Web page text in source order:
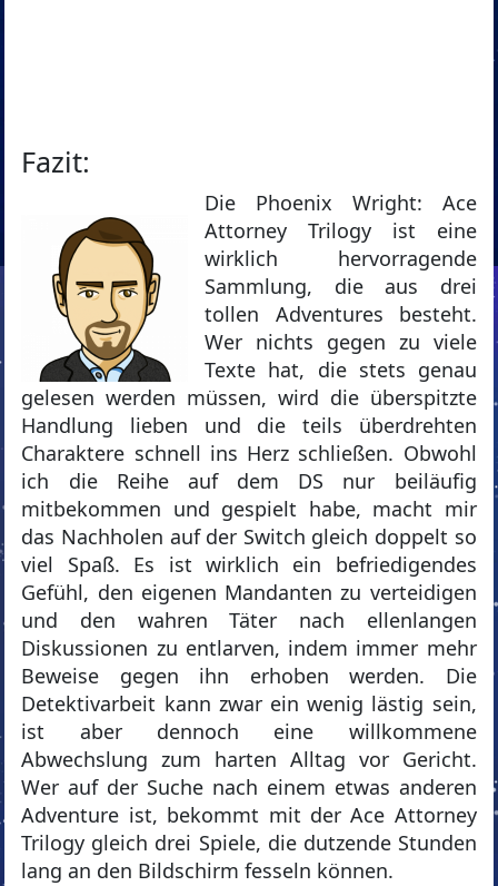
Fazit:
Die Phoenix Wright: Ace
Attorney Trilogy ist eine
wirklich hervorragende
Sammlung, die aus drei
tollen Adventures besteht.
Wer nichts gegen zu viele
Texte hat, die stets genau
gelesen werden müssen, wird die überspitzte
Handlung lieben und die teils überdrehten
Charaktere schnell ins Herz schließen. Obwohl
ich die Reihe auf dem DS nur beiläufig
mitbekommen und gespielt habe, macht mir
das Nachholen auf der Switch gleich doppelt so
viel Spaß. Es ist wirklich ein befriedigendes
Gefühl, den eigenen Mandanten zu verteidigen
und den wahren Täter nach ellenlangen
Diskussionen zu entlarven, indem immer mehr
Beweise gegen ihn erhoben werden. Die
Detektivarbeit kann zwar ein wenig lästig sein,
ist aber dennoch eine willkommene
Abwechslung zum harten Alltag vor Gericht.
Wer auf der Suche nach einem etwas anderen
Adventure ist, bekommt mit der Ace Attorney
Trilogy gleich drei Spiele, die dutzende Stunden
lang an den Bildschirm fesseln können.